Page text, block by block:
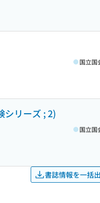
国立国
シリーズ ; 2)
国立国
書誌情報を一括